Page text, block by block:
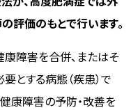
評価のもとで行います。
障害を合併、またはそ
とする病態（疾患）で
康障害の予防・改善を